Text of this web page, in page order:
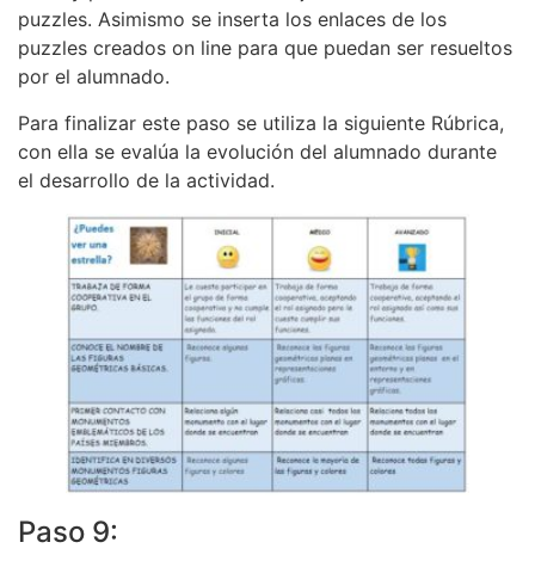
puzzles. Asimismo se inserta los enlaces de los
puzzles creados on line para que puedan ser resueltos
por el alumnado.
Para finalizar este paso se utiliza la siguiente Rúbrica,
con ella se evalúa la evolución del alumnado durante
el desarrollo de la actividad.
Paso 9: